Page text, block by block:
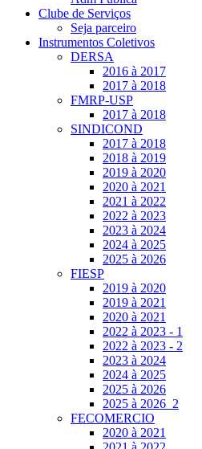
Clube de Serviços
Seja parceiro
Instrumentos Coletivos
DERSA
2016 à 2017
2017 à 2018
FMRP-USP
2017 à 2018
SINDICOND
2017 à 2018
2018 à 2019
2019 à 2020
2020 à 2021
2021 à 2022
2022 à 2023
2023 à 2024
2024 à 2025
2025 à 2026
FIESP
2019 à 2020
2019 à 2021
2020 à 2021
2022 à 2023 - 1
2022 à 2023 - 2
2023 à 2024
2024 à 2025
2025 à 2026
2025 à 2026_2
FECOMERCIO
2020 à 2021